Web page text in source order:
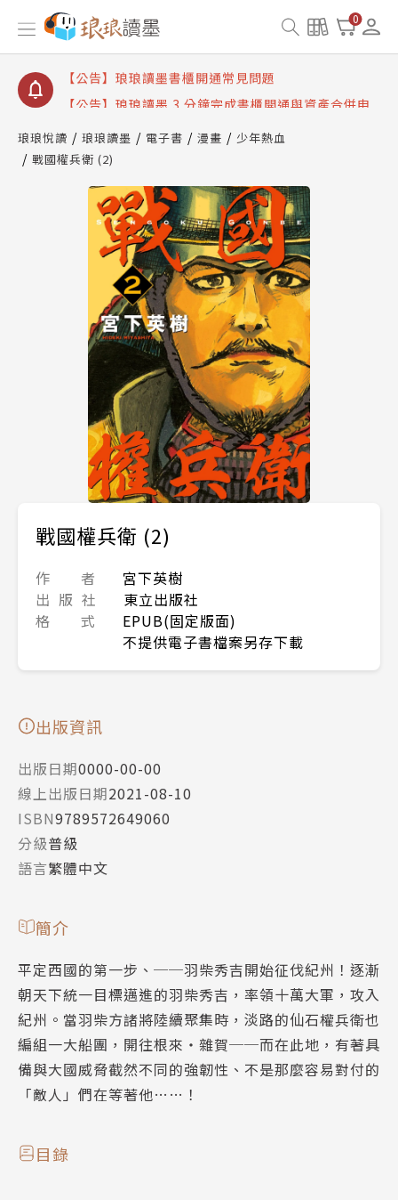
0
【公告】琅琅讀墨數位閱讀資產合併與書櫃開通申請
【公告】琅琅讀墨書櫃開通常見問題
【公告】琅琅讀墨 3 分鐘完成書櫃開通與資產合併申
請圖文教學
查詢
【公告】琅琅讀墨數位閱讀資產合併與書櫃開通申請
琅琅悅讀 琅琅讀墨 電子書 漫畫
少年熱血
戰國權兵衛 (2)
戰國權兵衛 (2)
作 者
宮下英樹
出 版 社
東立出版社
格 式
EPUB(固定版面)
不提供電子書檔案另存下載
出版資訊
出版日期0000-00-00
線上出版日期2021-08-10
ISBN9789572649060
分級普級
語言繁體中文
簡介
平定西國的第一步、──羽柴秀吉開始征伐紀州！逐漸
朝天下統一目標邁進的羽柴秀吉，率領十萬大軍，攻入
紀州。當羽柴方諸將陸續聚集時，淡路的仙石權兵衛也
編組一大船團，開往根來‧雜賀──而在此地，有著具
備與大國威脅截然不同的強韌性、不是那麼容易對付的
「敵人」們在等著他……！
目錄